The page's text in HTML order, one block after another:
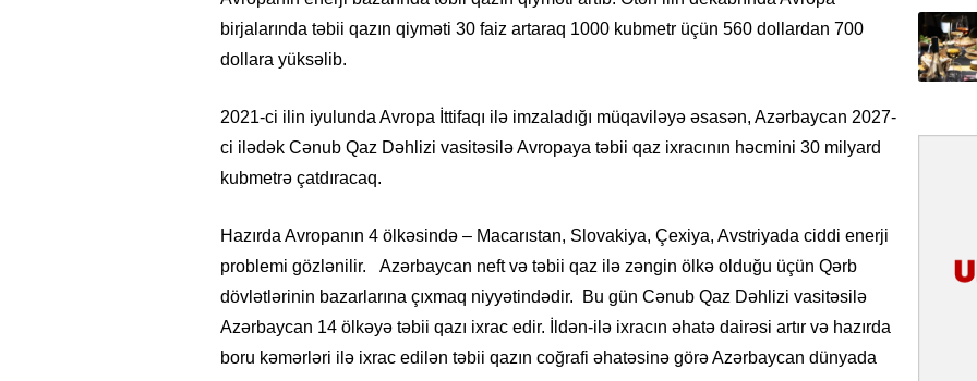
birjalarında təbii qazın qiyməti 30 faiz artaraq 1000 kubmetr üçün 560 dollardan 700
dollara yüksəlib.
2021-ci ilin iyulunda Avropa İttifaqı ilə imzaladığı müqaviləyə əsasən, Azərbaycan 2027-
ci ilədək Cənub Qaz Dəhlizi vasitəsilə Avropaya təbii qaz ixracının həcmini 30 milyard
kubmetrə çatdıracaq.
Hazırda Avropanın 4 ölkəsində – Macarıstan, Slovakiya, Çexiya, Avstriyada ciddi enerji
problemi gözlənilir. Azərbaycan neft və təbii qaz ilə zəngin ölkə olduğu üçün Qərb
dövlətlərinin bazarlarına çıxmaq niyyətindədir. Bu gün Cənub Qaz Dəhlizi vasitəsilə
Azərbaycan 14 ölkəyə təbii qazı ixrac edir. İldən-ilə ixracın əhatə dairəsi artır və hazırda
boru kəmərləri ilə ixrac edilən təbii qazın coğrafi əhatəsinə görə Azərbaycan dünyada
Yeni